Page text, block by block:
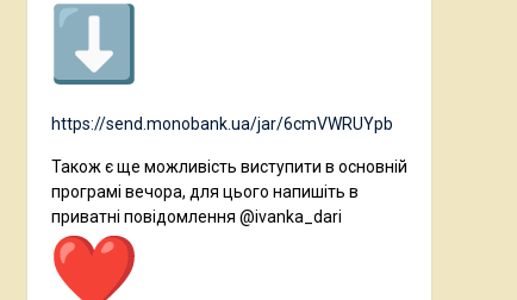
https://send.monobank.ua/jar/6cmVWRUYpb
Також є ще можливість виступити в основній
програмі вечора, для цього напишіть в
приватні повідомлення @ivanka_dari